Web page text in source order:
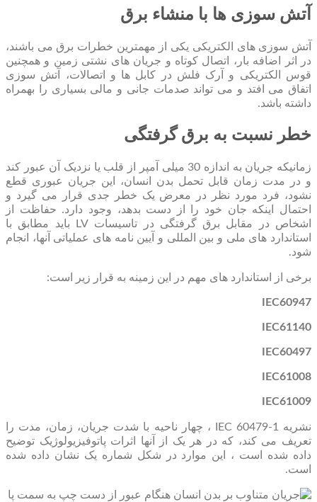
آتش سوزی ها با منشاء برق
آتش سوزی های الکتریکی یکی از مهمترین خطرات برق می باشند،
در اثر اضافه بار، اتصال کوتاه و جریان های نشتی زمین و همچنین
قوس الکتریکی و آرک فلش در کابل ها و اتصالات، آتش سوزی
اتفاق می افتد و می تواند صدمات جانی و مالی بسیاری را بهمراه
داشته باشد.
خطر نسبت به برق گرفتگی
زمانیکه جریان به اندازه 30 میلی آمپر از قلب یا نزدیک آن عبور کند
و در مدت زمان قابل تحمل بدن انسان، این جریان عبوری قطع
نشود، فرد مورد نظر در معرض یک خطر جدی قرار می گیرد و
احتمال اینکه جان خود را از دست بدهد، وجود دارد. حفاظت از
اشخاص در مقابل برق گرفتگی در تاسیسات LV باید مطابق با
استاندارد های ملی و بین المللی و آیین نامه های عملیاتی آنها، انجام
شود.
برخی از استاندارد های مهم در این زمینه به قرار زیر است:
IEC60947
IEC61140
IEC60497
IEC61008
IEC61009
نشریه IEC 60479-1 ، چهار ناحیه با شدت جریان، زمان، مدت را
تعریف می کند، که در هر یک از آنها اثرات پاتوفیزیولوژیک توضیح
داده شده است ، این موارد در شکل شماره یک نشان داده شده
است.